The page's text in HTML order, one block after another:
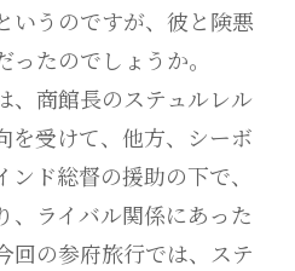
いうのですが、彼と険悪
たのでしょうか。
商館長のステュルレル
を受けて、他方、シーボ
ド総督の援助の下で、
、ライバル関係にあった
回の参府旅行では、ステ